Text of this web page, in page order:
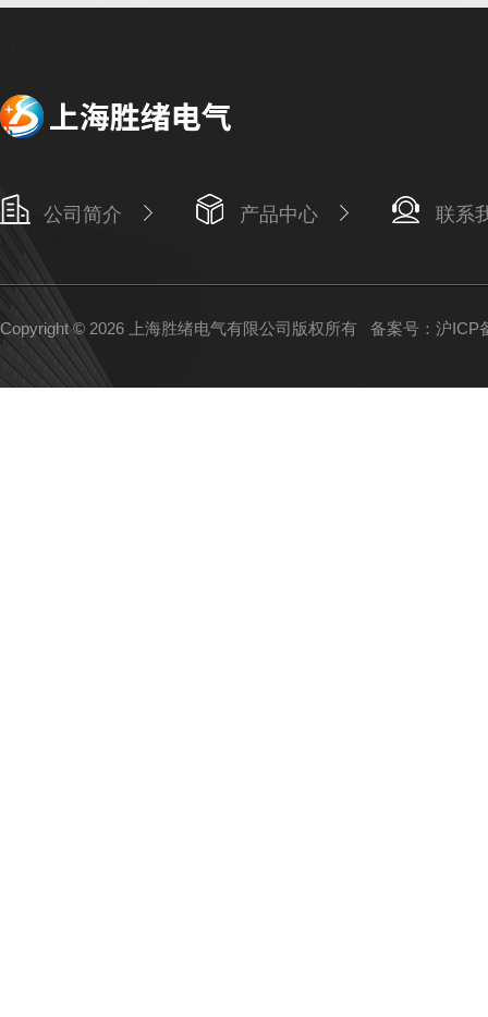
公司简介 产品中心 联系
Copyright © 2026 上海胜绪电气有限公司版权所有 备案号：沪ICP